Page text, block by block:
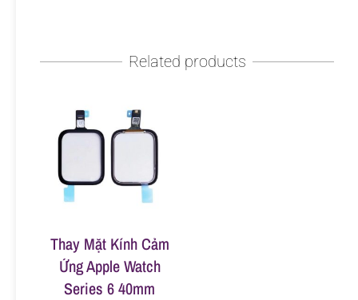
i
g
Related products
Thay Mặt Kính Cảm
Ứng Apple Watch
Series 6 40mm